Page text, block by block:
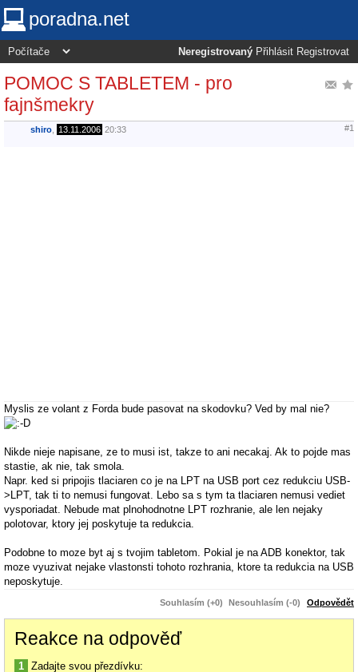
poradna.net
Neregistrovaný Přihlásit Registrovat
POMOC S TABLETEM - pro
fajnšmekry
shiro 13.11.2006 20:33 #1
Myslis ze volant z Forda bude pasovat na skodovku? Ved by mal nie?
Nikde nieje napisane, ze to musi ist, takze to ani necakaj. Ak to pojde mas
stastie, ak nie, tak smola.
Napr. ked si pripojis tlaciaren co je na LPT na USB port cez redukciu USB-
>LPT, tak ti to nemusi fungovat. Lebo sa s tym ta tlaciaren nemusi vediet
vysporiadat. Nebude mat plnohodnotne LPT rozhranie, ale len nejaky
polotovar, ktory jej poskytuje ta redukcia.
Podobne to moze byt aj s tvojim tabletom. Pokial je na ADB konektor, tak
moze vyuzivat nejake vlastonsti tohoto rozhrania, ktore ta redukcia na USB
neposkytuje.
Souhlasím (+0) Nesouhlasím (-0) Odpovědět
Reakce na odpověď
1 Zadajte svou přezdívku: